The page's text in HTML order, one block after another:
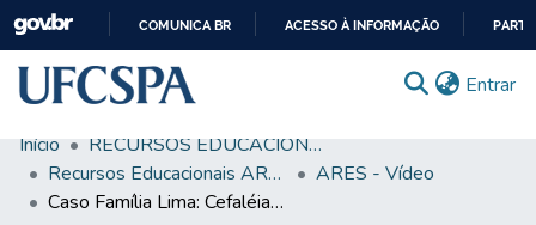
CONTEÚDO
COMUNICA BR ACESSO À INFORMAÇÃO
Entrar
Comunidades & Coleções
Busca Facetada
Início
RECURSOS EDUCACIONAIS
Recursos Educacionais ARES/UNA-SUS
ARES - Vídeo
Caso Família Lima: Cefaléia de Luiz